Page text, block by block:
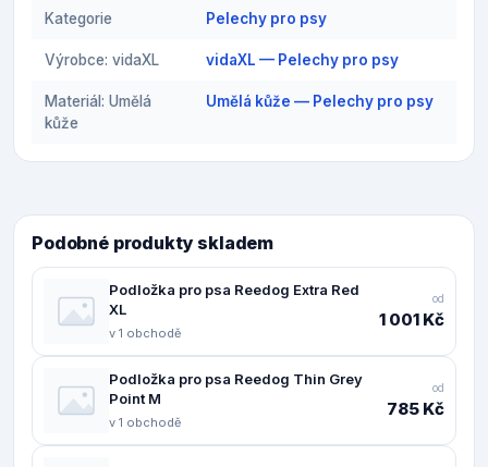
Kategorie Pelechy pro psy
Výrobce: vidaXL vidaXL — Pelechy pro psy
Materiál: Umělá
kůže
Umělá kůže — Pelechy pro psy
Podobné produkty skladem
Podložka pro psa Reedog Extra Red
XL
v 1 obchodě
od
1 001 Kč
Podložka pro psa Reedog Thin Grey
Point M
v 1 obchodě
od
785 Kč